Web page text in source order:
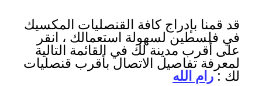
قد قمنا بإدراج كافة القنصليات المكسيك
في فلسطين لسهولة استعمالك ، انقر
على أقرب مدينة لك في القائمة التالية
لمعرفة تفاصيل الاتصال بأقرب قنصليات
لك :رام الله